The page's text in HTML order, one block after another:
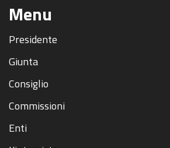
Menu
Presidente
Giunta
Consiglio
Commissioni
Enti